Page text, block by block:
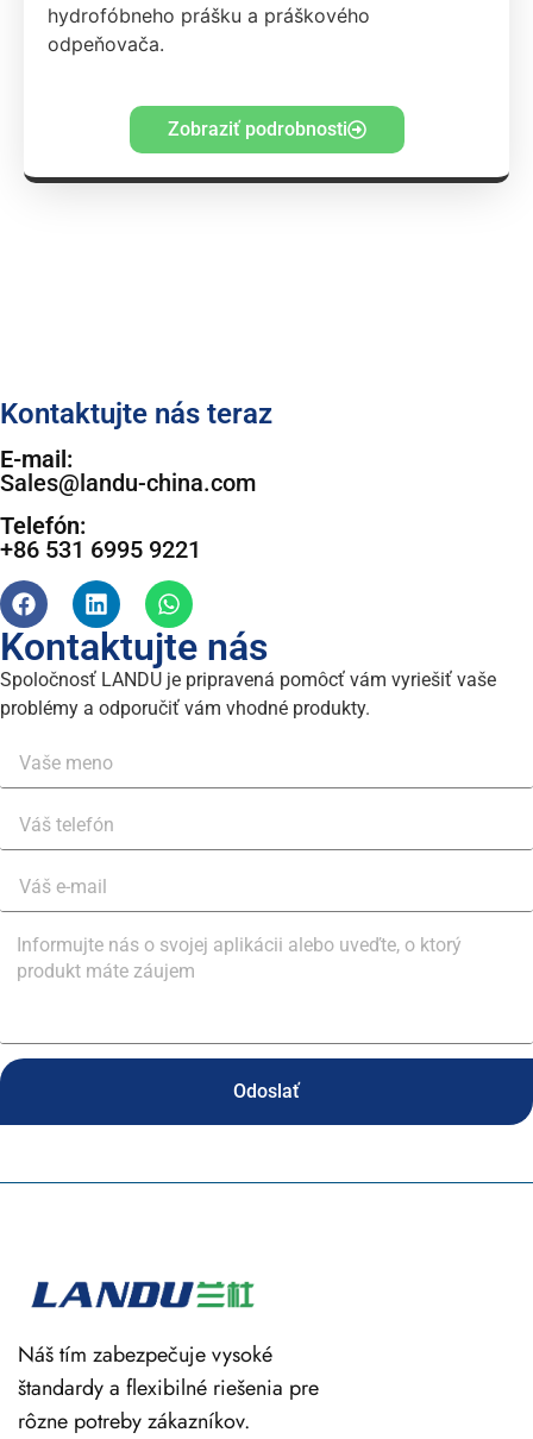
hydrofóbneho prášku a práškového
odpeňovača.
Zobraziť podrobnosti
Kontaktujte nás teraz
E-mail:
Sales@landu-china.com
Telefón:
+86 531 6995 9221
Kontaktujte nás
Spoločnosť LANDU je pripravená pomôcť vám vyriešiť vaše
problémy a odporučiť vám vhodné produkty.
Odoslať
Náš tím zabezpečuje vysoké
štandardy a flexibilné riešenia pre
rôzne potreby zákazníkov.